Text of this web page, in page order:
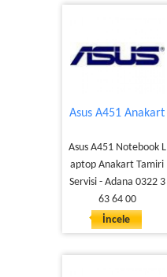
Asus A451 Anakart
Asus A451 Notebook L
aptop Anakart Tamiri
Servisi - Adana 0322 3
63 64 00
İncele